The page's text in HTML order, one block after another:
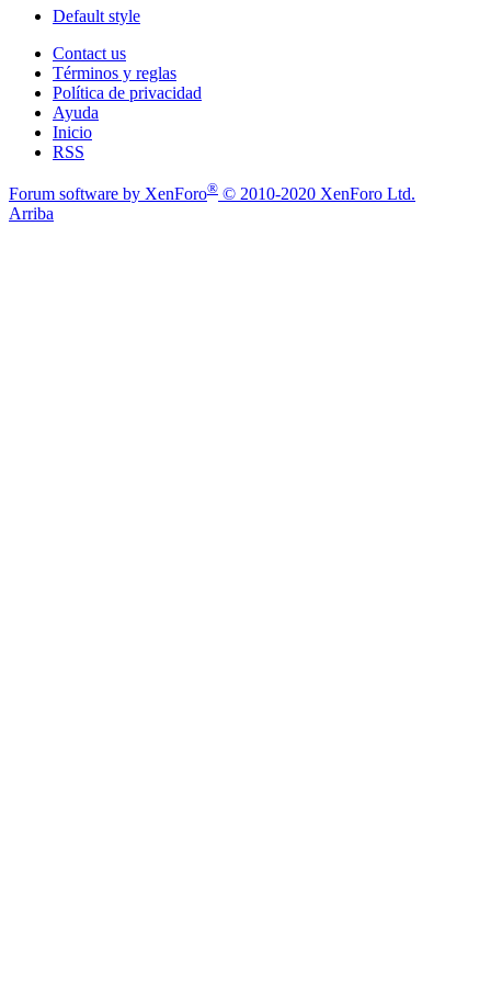
Default style
Contact us
Términos y reglas
Política de privacidad
Ayuda
Inicio
RSS
Forum software by XenForo® © 2010-2020 XenForo Ltd.
Arriba